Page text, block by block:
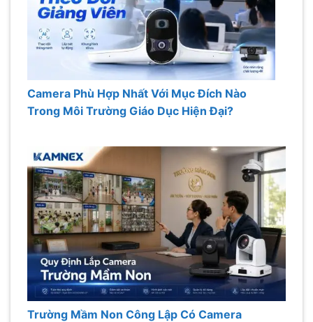
Camera Phù Hợp Nhất Với Mục Đích Nào
Trong Môi Trường Giáo Dục Hiện Đại?
Trường Mầm Non Công Lập Có Camera